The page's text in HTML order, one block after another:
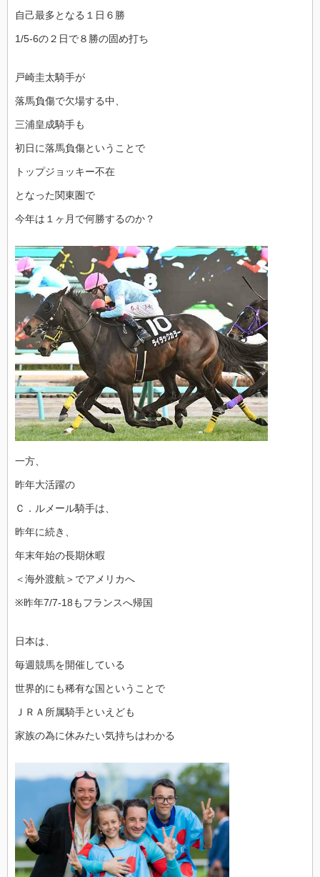
自己最多となる１日６勝
1/5-6の２日で８勝の固め打ち
戸崎圭太騎手が
落馬負傷で欠場する中、
三浦皇成騎手も
初日に落馬負傷ということで
トップジョッキー不在
となった関東圏で
今年は１ヶ月で何勝するのか？
一方、
昨年大活躍の
Ｃ．ルメール騎手は、
昨年に続き、
年末年始の長期休暇
＜海外渡航＞でアメリカへ
※昨年7/7-18もフランスへ帰国
日本は、
毎週競馬を開催している
世界的にも稀有な国ということで
ＪＲＡ所属騎手といえども
家族の為に休みたい気持ちはわかる